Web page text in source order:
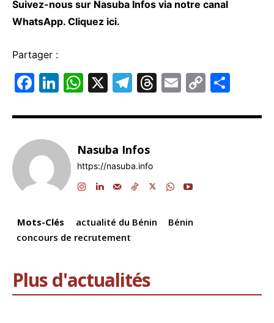
Suivez-nous sur Nasuba Infos via notre canal
WhatsApp. Cliquez ici.
Partager :
F
c
e
b
o
k
Li
k
e
dI
n
W
at
s
A
p
X
T
e
gr
a
m
T
e
s
E
ai
C
p ta
Nasuba Infos
https://nasuba.info
Mots-Clés actualité du Bénin
Bénin
concours de recrutement
Plus d'actualités